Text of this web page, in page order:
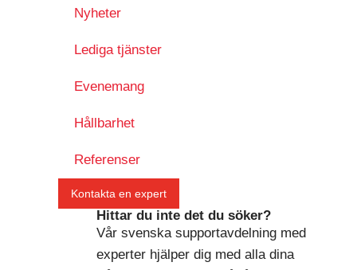
Nyheter
Lediga tjänster
Evenemang
Hållbarhet
Referenser
Kontakta en expert
Hittar du inte det du söker?
Vår svenska supportavdelning med
experter hjälper dig med alla dina